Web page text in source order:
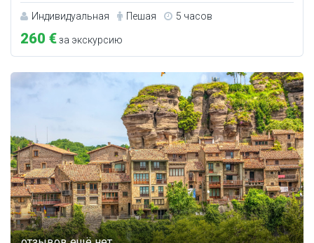
Индивидуальная Пешая 5 часов
260 €за экскурсию